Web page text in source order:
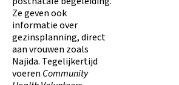
Ze geven ook
informatie over
gezinsplanning, direct
aan vrouwen zoals
Najida. Tegelijkertijd
voerenCommunity